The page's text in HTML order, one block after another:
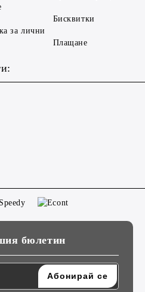
за лични
Бисквитки
Плащане
бюлетин